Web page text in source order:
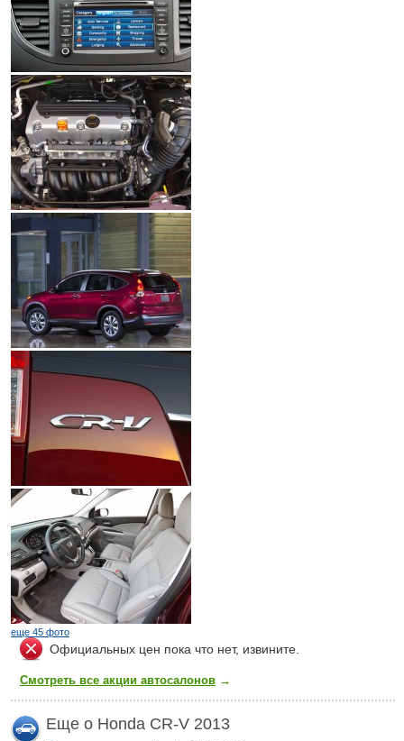
еще 45 фото
Официальных цен пока что нет, извините.
Смотреть все акции автосалонов →
Еще о Honda CR-V 2013